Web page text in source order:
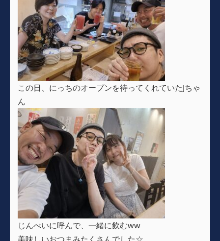
この日、にっちのオープンを待ってくれていたJちゃ
ん
じんべいに呼んで、一緒に飲むww
美味しいおつまみたくさんでした☆